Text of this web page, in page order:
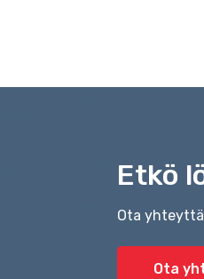
Etkö
Ota yhteyttä
Ota